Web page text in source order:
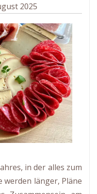
2025
in der alles zum
werden länger, Pläne